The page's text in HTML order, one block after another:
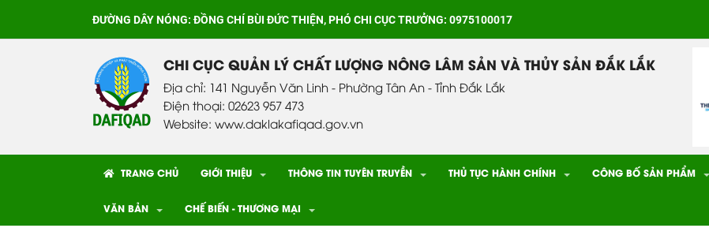
ĐƯỜNG DÂY NÓNG:ĐỒNG CHÍ BÙI ĐỨC THIỆN, PHÓ CHI CỤC TRƯỞNG: 0975100017
CHI CỤC QUẢN LÝ CHẤT LƯỢNG NÔNG LÂM SẢN VÀ THỦY SẢN ĐẮK LẮK
Địa chỉ: 141 Nguyễn Văn Linh - Phường Tân An - Tỉnh Đắk Lắk
Điện thoại: 02623 957 473
Website: www.daklakafiqad.gov.vn
TRANG CHỦ GIỚI THIỆU THÔNG TIN TUYÊN TRUYỀN THỦ TỤC HÀNH CHÍNH CÔNG BỐ SẢN PHẨM
VĂN BẢN CHẾ BIẾN - THƯƠNG MẠI